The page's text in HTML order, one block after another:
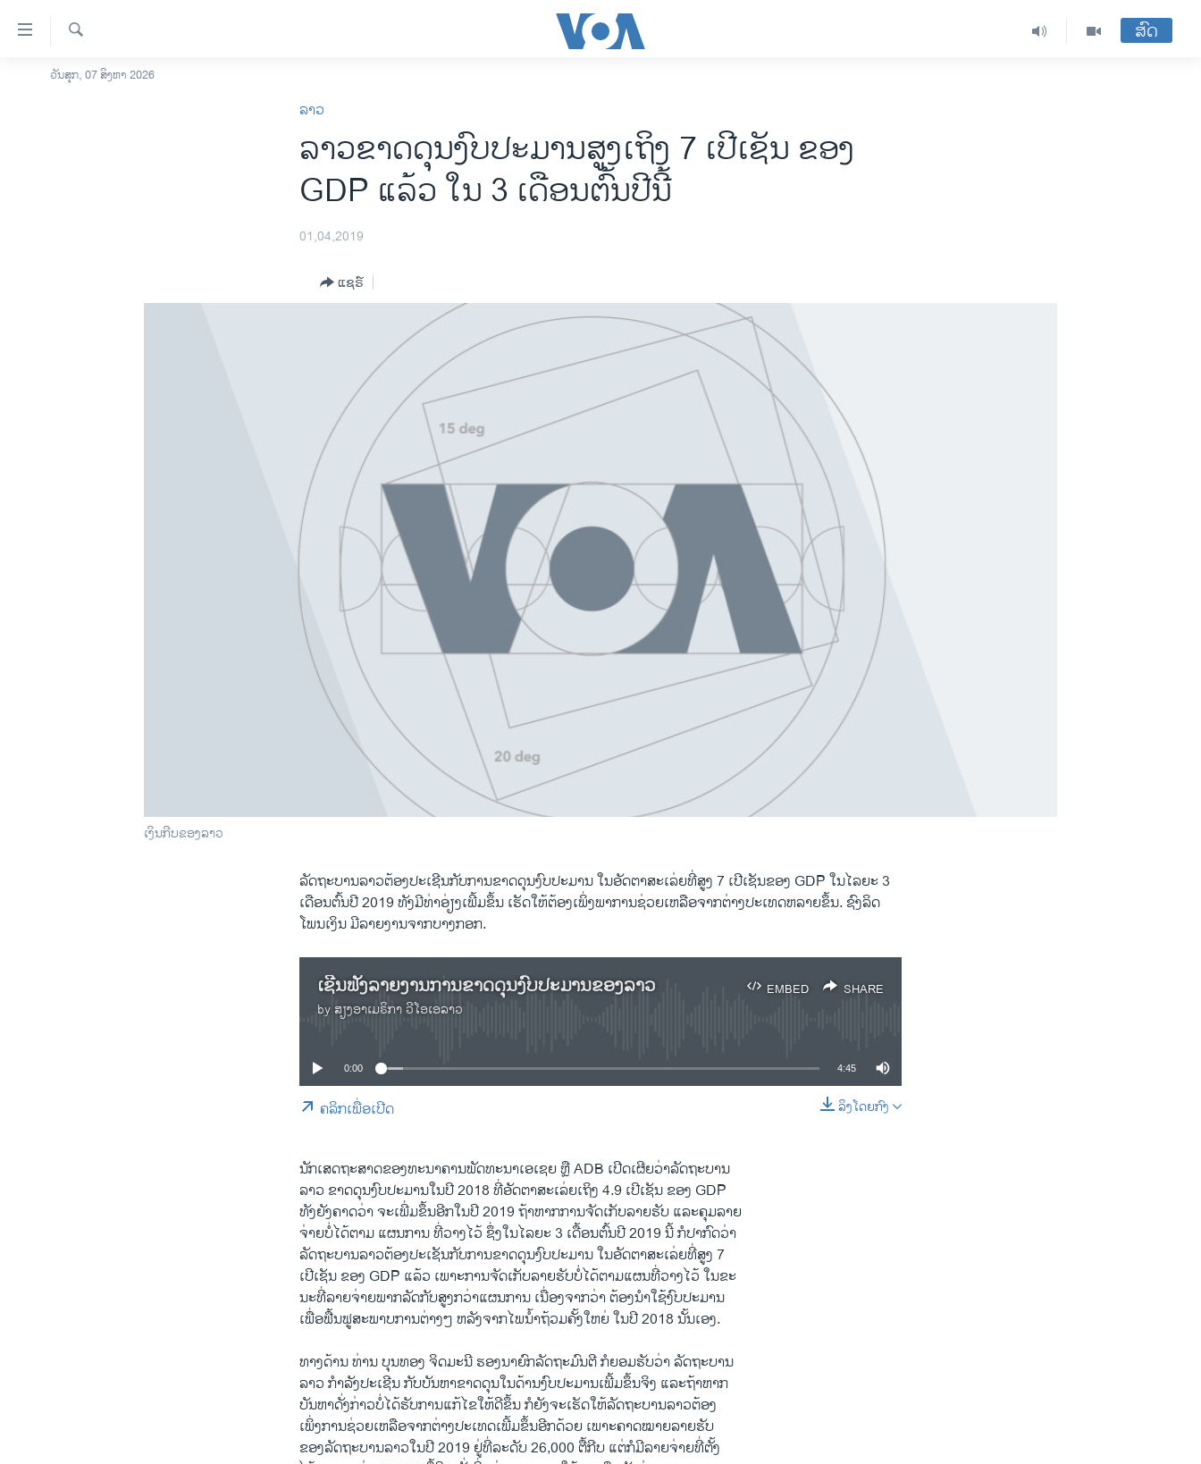
ລິ້ງ
ສຳຫລັບ
ໂຮມເພຈ
ຄົ້ນຫາ
ສົດ
ວັນສຸກ, 07 ສິງຫາ 2026
ລາວ
​ລາວ​ຂາດ​ດຸນ​ງົ​ບ​ປະ​ມານສູງ​ເຖິງ 7 ເປີ​ເຊັນ ຂອງ
GDP ແລ້ວ ໃນ​ 3 ເດືອນ​ຕົ້ນ​ປີນີ້
01,04,2019
ແຊຣ໌
ເງິນ​ກີບ​ຂອງ​ລາວ
​ລັດ​ຖະ​ບານ​ລາວ​ຕ້ອງ​ປະ​ເຊີນ​ກັບ​ການ​ຂາດ​ດຸນ​ງົ​ບ​ປະ​ມານ ໃນ​ອັດ​ຕາ​ສະ​ເລ່ຍ​ທີ່ສູງ 7 ເປີ​ເຊັນຂອງ GDP ໃນ​ໄລ​ຍະ 3
ເດືອນ​ຕົ້ນ​ປີ 2019 ທັງ​ມີ​ທ່າ​ອ່ຽງ​ເພີ້ມ​ຂຶ້ນ ເຮັດ​ໃຫ້​ຕ້ອງ​ເພິ່ງ​ພາ​ການ​ຊ່ວຍ​ເຫລືອ​ຈາກ​ຕ່າງ​ປະ​ເທດ​ຫລາຍ​ຂຶ້ນ. ຊົງ​ລິດ
ໂພນ​ເງິນ ມີ​ລາຍ​ງານ​ຈາກ​ບາງກອກ.
EMBED SHARE
ເຊີນ​ຟັງ​ລາຍ​ງານການ​ຂາດ​ດຸນ​ງົບ​ປະ​ມານ​ຂອງ​ລາວ
by ສຽງອາເມຣິກາ ວີໂອເອລາວ
SHARE
0:00 4:45
ລິງໂດຍກົງ
ຄລິກເພື່ອເປີດ
ນັກເສດຖະສາດຂອງທະນາຄານພັດທະນາເອເຊຍ ຫຼື ADB ເປີດ​ເຜີຍວ່າລັດຖະບານ
ລາວ ຂາດດຸນງົບປະມານໃນປີ 2018 ທີ່ອັດຕາສະເລ່ຍເຖິງ 4.9 ເປີເຊັນ ຂອງ GDP
ທັງຍັງຄາດວ່າ ຈະເພີ່ມຂຶ້ນອີກໃນປີ 2019 ຖ້າຫາກການຈັດເກັບລາຍຮັບ ແລະຄຸມລາຍ
ຈ່າຍບໍ່ໄດ້ຕາມ ແຜນການ ທີ່ວາງໄວ້ ຊຶ່ງ​ໃນ​ໄລ​ຍະ 3 ເດື້ອນ​ຕົ້ນ​ປີ 2019 ນີ້ ກໍ​ປາ​ກົດ​ວ່າ​
ລັດ​ຖະ​ບານ​ລາວ​ຕ້ອງ​ປະ​ເຊັນ​ກັບ​ການ​ຂາດ​ດຸນ​ງົ​ບ​ປະ​ມານ ໃນ​ອັດ​ຕາ​ສະ​ເລ່ຍ​ທີ່ສູງ 7
ເປີ​ເຊັນ ຂອງ GDP ແລ້ວ ເພາະ​ການຈັດເກັບລາຍຮັບບໍ່​ໄດ້​ຕາມ​ແຜນ​ທີ່​ວາງ​ໄວ້ ໃນ​ຂະ
​ນະ​ທີ່​ລາຍ​ຈ່າຍ​ພາກ​ລັດ​ກັບ​ສູງກວ່າ​ແຜນ​ການ ເນື່ອງ​ຈາກວ່າ ຕ້ອງ​ນຳ​ໃຊ້​ງົບ​ປະ​ມານ
​ເພື່ອ​ຟື້ນ​ຟູ​ສະ​ພາບ​ການ​ຕ່າງໆ ຫລັງ​ຈາກ​ໄພ​ນ້ຳ​ຖ້ວມ​ຄັ້ງ​ໃຫຍ່ ໃນ​ປີ 2018 ນັ້ນ​ເອງ.
ທາງ​ດ້ານ ທ່ານ ບຸນ​ທອງ ຈິດ​ມະ​ນີ ຮອງ​ນາ​ຍົກ​ລັດ​ຖະ​ມົນ​ຕີ ກໍ​ຍອມ​ຮັບ​ວ່າ ລັດ​ຖະ​ບານ​
ລາວ ກຳ​ລັງ​ປະ​ເຊີນ ກັບ​ບັນ​ຫາ​ຂາດ​ດຸນ​ໃນ​ດ້ານ​ງົບ​ປະ​ມານ​ເພີ້ມ​ຂຶ້ນ​ຈິງ ແລະ​ຖ້າ​ຫາກ
​ບັນ​ຫາ​ດັ່ງ​ກ່າວບໍ່ໄດ້​ຮັບ​ການ​ແກ້​ໄຂໃຫ້​ດີ​ຂຶ້ນ ກໍ​ຍັງ​ຈະ​ເຮັດ​ໃຫ້​ລັດ​ຖະ​ບານ​ລາວ​ຕ້ອງ
​ເພິ່ງ​ການ​ຊ່ວຍ​ເຫລືອ​ຈາກ​ຕ່າງ​ປະ​ເທດເພີ້ມ​ຂຶ້ນ​ອີກ​ດ້ວຍ ເພາະ​ຄາດ​ໝາຍ​ລາຍ​ຮັບ​
ຂອງ​ລັດ​ຖະ​ບານ​ລາວ​ໃນ​ປີ 2019 ຢູ່​ທີ່​ລະ​ດັບ 26,000 ຕື້​ກີບ ແຕ່​ກໍ​ມີ​ລາຍ​ຈ່າຍ​ທີ່​ຕັ້ງ​